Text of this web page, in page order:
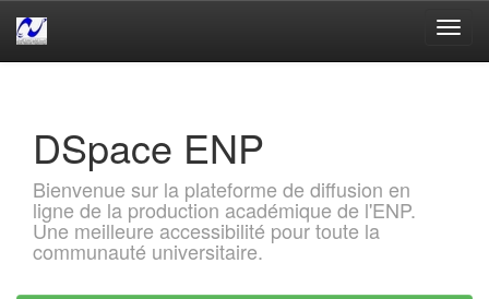
DSpace ENP
Bienvenue sur la plateforme de diffusion en
ligne de la production académique de l'ENP.
Une meilleure accessibilité pour toute la
communauté universitaire.